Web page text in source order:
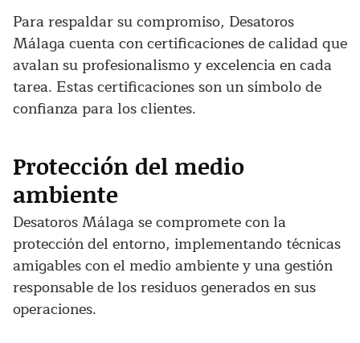
Para respaldar su compromiso, Desatoros
Málaga cuenta con certificaciones de calidad que
avalan su profesionalismo y excelencia en cada
tarea. Estas certificaciones son un símbolo de
confianza para los clientes.
Protección del medio
ambiente
Desatoros Málaga se compromete con la
protección del entorno, implementando técnicas
amigables con el medio ambiente y una gestión
responsable de los residuos generados en sus
operaciones.